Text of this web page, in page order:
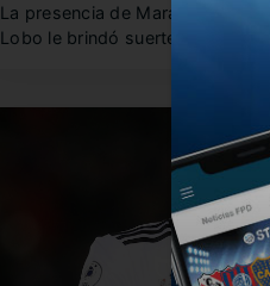
La presencia de Maradona en la
Lobo le brindó suerte…